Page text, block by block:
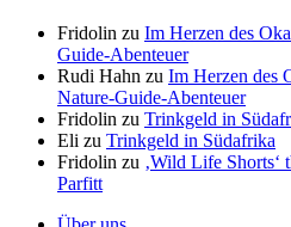
Fridolin zu Im Herzen des
Guide-Abenteuer
Rudi Hahn zu Im Herzen des
Nature-Guide-Abenteuer
Fridolin zu Trinkgeld in
Eli zu Trinkgeld in Südafrika
Fridolin zu ‚Wild Life Shorts‘
Parfitt